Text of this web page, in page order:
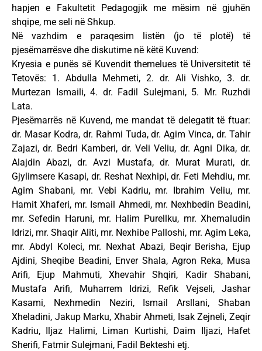
hapjen e Fakultetit Pedagogjik me mësim në gjuhën
shqipe, me seli në Shkup.
Në vazhdim e paraqesim listën (jo të plotë) të
pjesëmarrësve dhe diskutime në këtë Kuvend:
Kryesia e punës së Kuvendit themelues të Universitetit të
Tetovës: 1. Abdulla Mehmeti, 2. dr. Ali Vishko, 3. dr.
Murtezan Ismaili, 4. dr. Fadil Sulejmani, 5. Mr. Ruzhdi
Lata.
Pjesëmarrës në Kuvend, me mandat të delegatit të ftuar:
dr. Masar Kodra, dr. Rahmi Tuda, dr. Agim Vinca, dr. Tahir
Zajazi, dr. Bedri Kamberi, dr. Veli Veliu, dr. Agni Dika, dr.
Alajdin Abazi, dr. Avzi Mustafa, dr. Murat Murati, dr.
Gjylimsere Kasapi, dr. Reshat Nexhipi, dr. Feti Mehdiu, mr.
Agim Shabani, mr. Vebi Kadriu, mr. Ibrahim Veliu, mr.
Hamit Xhaferi, mr. Ismail Ahmedi, mr. Nexhbedin Beadini,
mr. Sefedin Haruni, mr. Halim Purellku, mr. Xhemaludin
Idrizi, mr. Shaqir Aliti, mr. Nexhibe Palloshi, mr. Agim Leka,
mr. Abdyl Koleci, mr. Nexhat Abazi, Beqir Berisha, Ejup
Ajdini, Sheqibe Beadini, Enver Shala, Agron Reka, Musa
Arifi, Ejup Mahmuti, Xhevahir Shqiri, Kadir Shabani,
Mustafa Arifi, Muharrem Idrizi, Refik Vejseli, Jashar
Kasami, Nexhmedin Neziri, Ismail Arsllani, Shaban
Xheladini, Jakup Marku, Xhabir Ahmeti, Isak Zejneli, Zeqir
Kadriu, Iljaz Halimi, Liman Kurtishi, Daim Iljazi, Hafet
Sherifi, Fatmir Sulejmani, Fadil Bekteshi etj.